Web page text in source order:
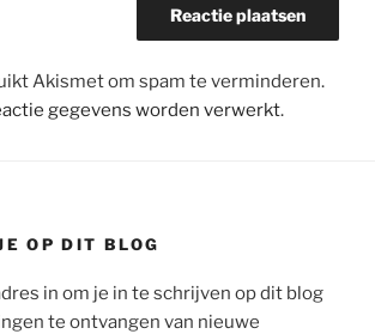
Akismet om spam te verminderen.
gegevens worden verwerkt.
OP DIT BLOG
in om je in te schrijven op dit blog
te ontvangen van nieuwe